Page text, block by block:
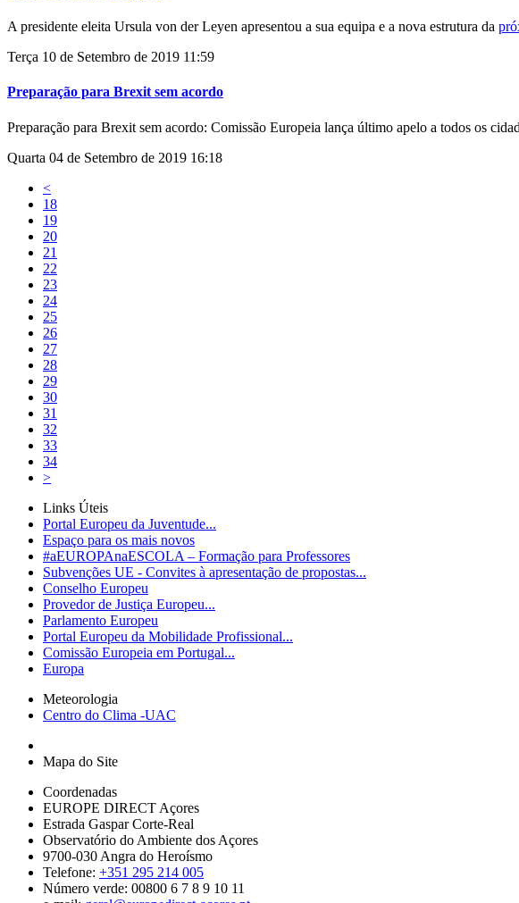
A presidente eleita Ursula von der Leyen apresentou a sua equipa e a nova estrutura da
Terça 10 de Setembro de 2019 11:59
Preparação para Brexit sem acordo
Preparação para Brexit sem acordo: Comissão Europeia lança último apelo a todos os
Quarta 04 de Setembro de 2019 16:18
<
18
19
20
21
22
23
24
25
26
27
28
29
30
31
32
33
34
>
Links Úteis
Portal Europeu da Juventude...
Espaço para os mais novos
#aEUROPAnaESCOLA – Formação para Professores
Subvenções UE - Convites à apresentação de propostas...
Conselho Europeu
Provedor de Justiça Europeu...
Parlamento Europeu
Portal Europeu da Mobilidade Profissional...
Comissão Europeia em Portugal...
Europa
Meteorologia
Centro do Clima -UAC
Mapa do Site
Coordenadas
EUROPE DIRECT Açores
Estrada Gaspar Corte-Real
Observatório do Ambiente dos Açores
9700-030 Angra do Heroísmo
Telefone: +351 295 214 005
Número verde: 00800 6 7 8 9 10 11